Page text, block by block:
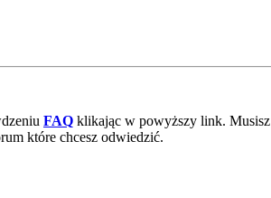
FAQ klikając w powyższy link. Musisz
które chcesz odwiedzić.